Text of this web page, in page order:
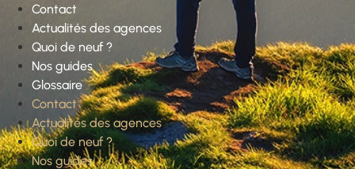
Contact
Actualités des agences
Quoi de neuf ?
Nos guides
Glossaire
Contact
Actualités des agences
Quoi de neuf ?
Nos guides